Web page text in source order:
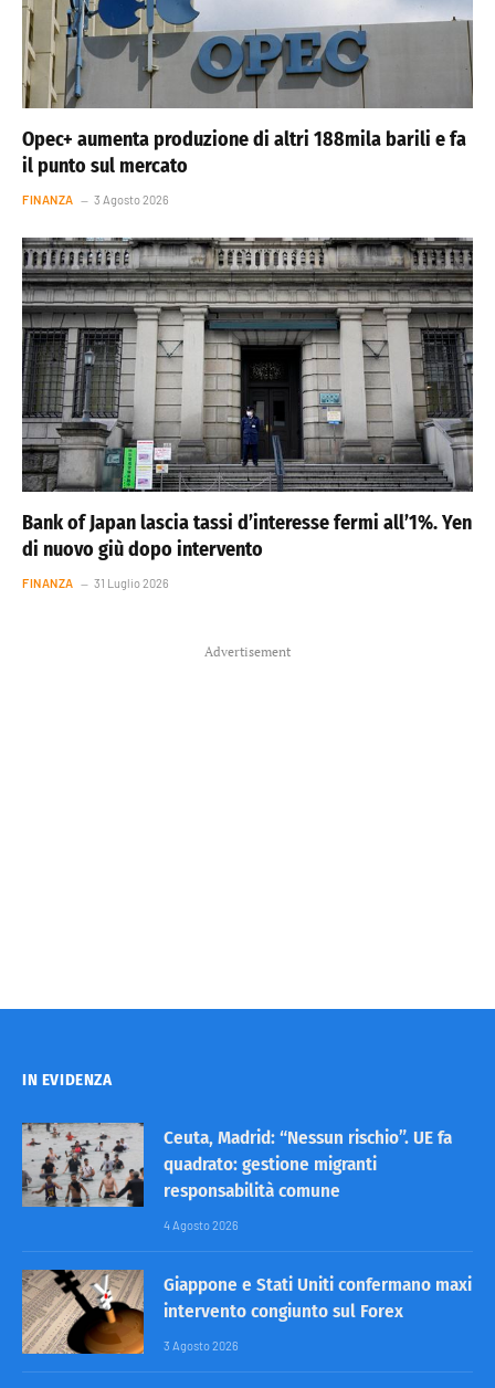
Opec+ aumenta produzione di altri 188mila barili e fa
il punto sul mercato
FINANZA 3 Agosto 2026
Bank of Japan lascia tassi d’interesse fermi all’1%. Yen
di nuovo giù dopo intervento
FINANZA 31 Luglio 2026
Advertisement
IN EVIDENZA
Ceuta, Madrid: “Nessun rischio”. UE fa
quadrato: gestione migranti
responsabilità comune
4 Agosto 2026
Giappone e Stati Uniti confermano maxi
intervento congiunto sul Forex
3 Agosto 2026